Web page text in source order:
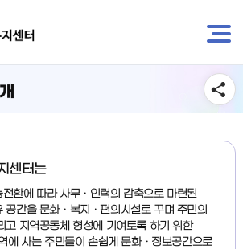
센터는
환에 따라 사무ㆍ인력의 감축으로 마련된
공간을 문화ㆍ복지ㆍ편의시설로 꾸며 주민의
고 지역공동체 형성에 기여토록 하기 위한
에 사는 주민들이 손쉽게 문화ㆍ정보공간으로